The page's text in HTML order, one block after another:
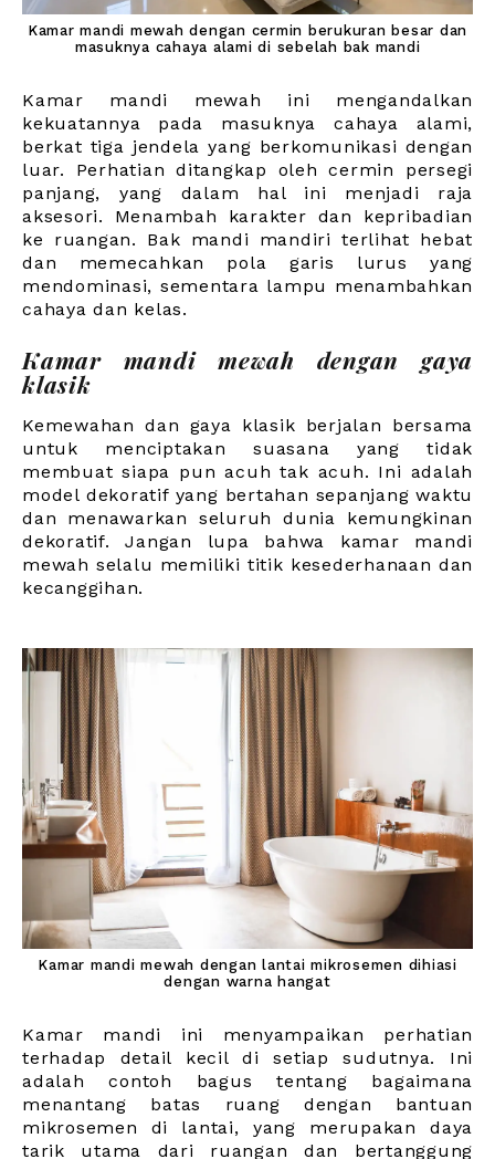
Kamar mandi mewah dengan cermin berukuran besar dan
masuknya cahaya alami di sebelah bak mandi
Kamar mandi mewah ini mengandalkan
kekuatannya pada masuknya cahaya alami,
berkat tiga jendela yang berkomunikasi dengan
luar. Perhatian ditangkap oleh cermin persegi
panjang, yang dalam hal ini menjadi raja
aksesori. Menambah karakter dan kepribadian
ke ruangan. Bak mandi mandiri terlihat hebat
dan memecahkan pola garis lurus yang
mendominasi, sementara lampu menambahkan
cahaya dan kelas.
Kamar mandi mewah dengan gaya
klasik
Kemewahan dan gaya klasik berjalan bersama
untuk menciptakan suasana yang tidak
membuat siapa pun acuh tak acuh. Ini adalah
model dekoratif yang bertahan sepanjang waktu
dan menawarkan seluruh dunia kemungkinan
dekoratif. Jangan lupa bahwa kamar mandi
mewah selalu memiliki titik kesederhanaan dan
kecanggihan.
Kamar mandi mewah dengan lantai mikrosemen dihiasi
dengan warna hangat
Kamar mandi ini menyampaikan perhatian
terhadap detail kecil di setiap sudutnya. Ini
adalah contoh bagus tentang bagaimana
menantang batas ruang dengan bantuan
mikrosemen di lantai, yang merupakan daya
tarik utama dari ruangan dan bertanggung